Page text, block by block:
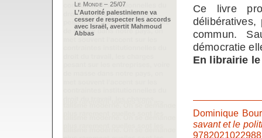
Ce livre
commun.
démocratie
En librairie
Dominique
savant et le
Le Monde – 25/07
L’Autorité palestinienne va
cesser de respecter les accords
avec Israël, avertit Mahmoud
Abbas